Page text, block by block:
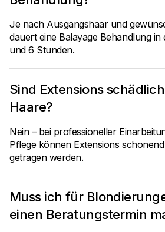
Je nach Ausgangshaar und
dauert eine Balayage Behandlung in
und 6 Stunden.
Sind Extensions
Haare?
Nein – bei professioneller
Pflege können Extensions
getragen werden.
Muss ich für
einen Beratungstermin